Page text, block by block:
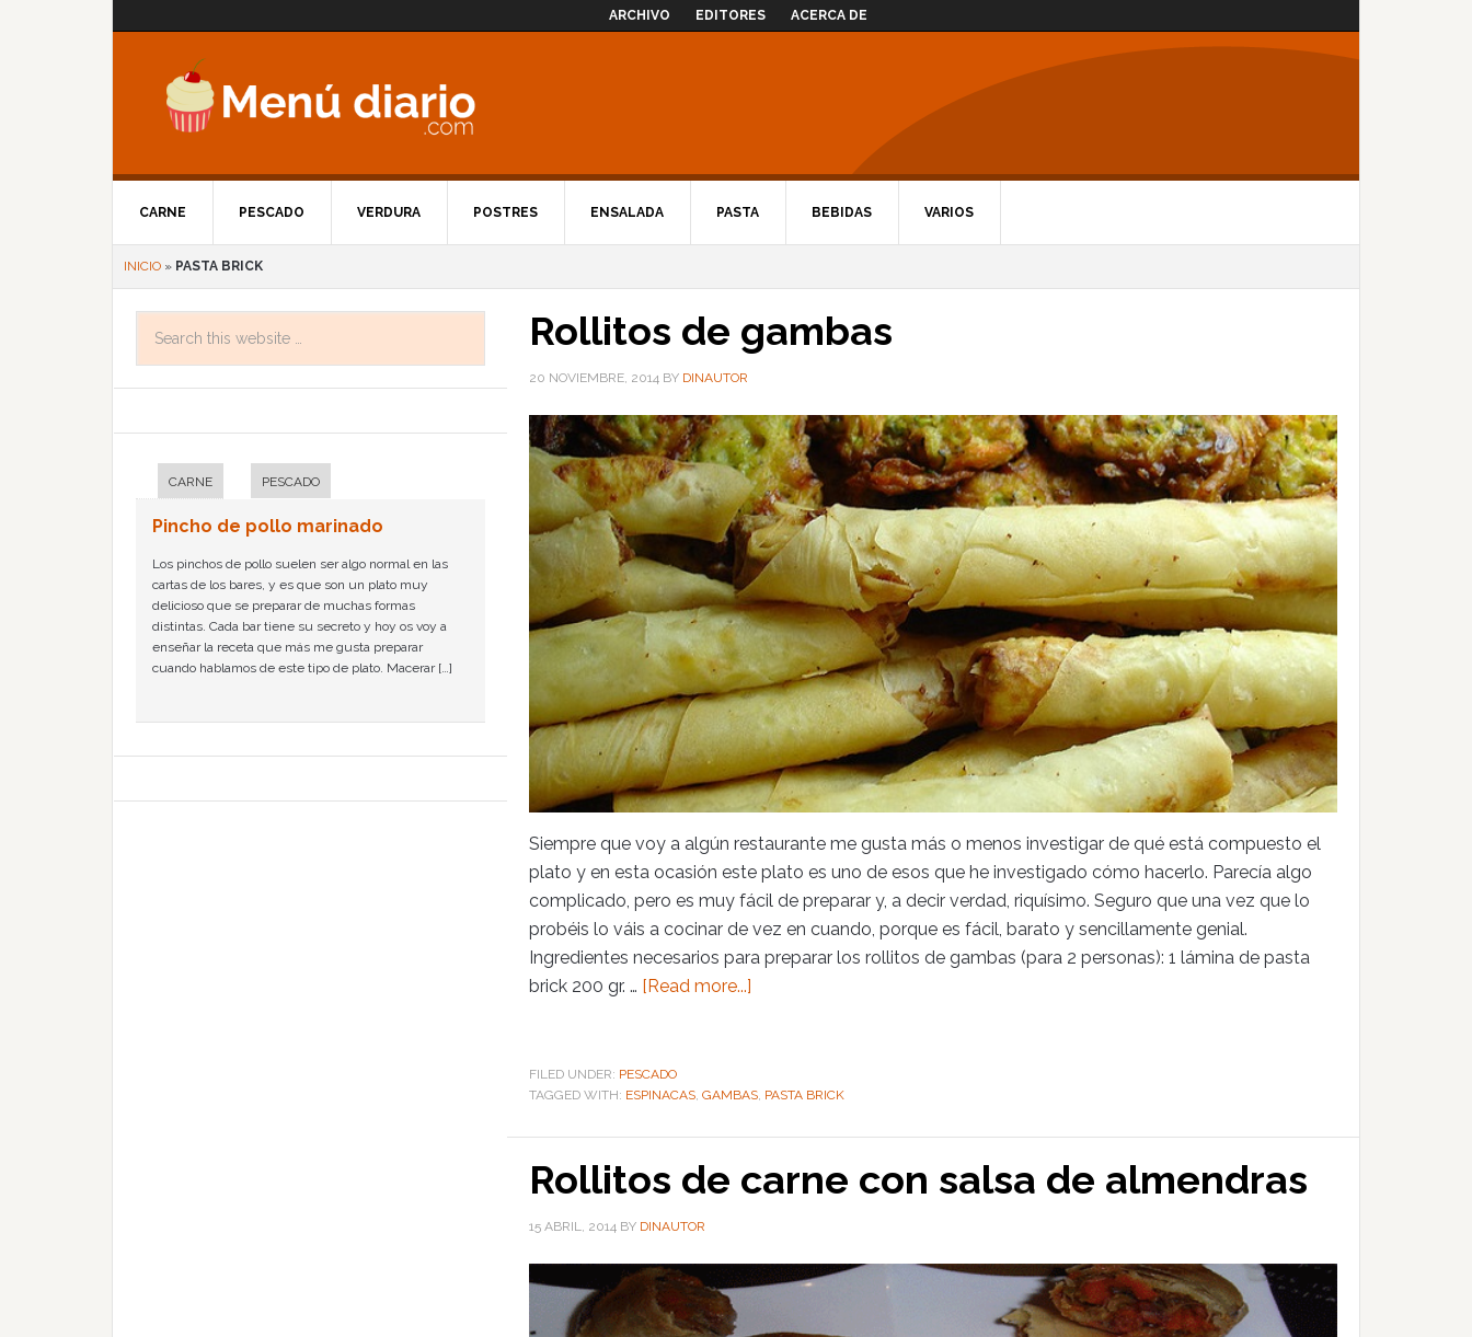
ARCHIVO EDITORES ACERCA DE
CARNE PESCADO VERDURA POSTRES ENSALADA PASTA BEBIDAS VARIOS
INICIO » PASTA BRICK
Rollitos de gambas
20 NOVIEMBRE, 2014 BY DINAUTOR
Siempre que voy a algún restaurante me gusta más o menos investigar de qué está compuesto el
plato y en esta ocasión este plato es uno de esos que he investigado cómo hacerlo. Parecía algo
complicado, pero es muy fácil de preparar y, a decir verdad, riquísimo. Seguro que una vez que lo
probéis lo váis a cocinar de vez en cuando, porque es fácil, barato y sencillamente genial.
Ingredientes necesarios para preparar los rollitos de gambas (para 2 personas): 1 lámina de pasta
brick 200 gr. … [Read more...]
FILED UNDER: PESCADO
TAGGED WITH: ESPINACAS, GAMBAS, PASTA BRICK
Rollitos de carne con salsa de almendras
15 ABRIL, 2014 BY DINAUTOR
CARNE PESCADO
Pincho de pollo marinado
Los pinchos de pollo suelen ser algo normal en las
cartas de los bares, y es que son un plato muy
delicioso que se preparar de muchas formas
distintas. Cada bar tiene su secreto y hoy os voy a
enseñar la receta que más me gusta preparar
cuando hablamos de este tipo de plato. Macerar […]